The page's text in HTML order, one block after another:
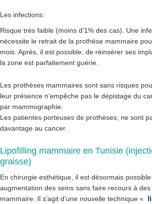
Les infections:
Risque très faible (moins d’1% des cas). Une
nécessite le retrait de la prothèse mammaire
mois. Après, il est possible, de réinsérer ses
la zone est parfaitement guérie.
Les prothèses mammaires sont sans risques
leur présence n’empêche pas le dépistage du
par mammographie.
Les patientes porteuses de prothèses, ne sont
davantage au cancer.
Lipofilling mammaire en Tunisie
graisse)
En chirurgie esthétique, il est désormais
augmentation des seins sans faire recours à
mammaire. Il s’agit d’une nouvelle technique «